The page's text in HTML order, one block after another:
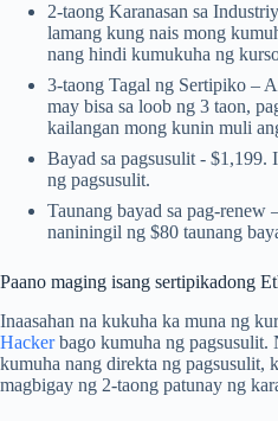
2-taong Karanasan sa
lamang kung nais mong
nang hindi kumukuha ng
3-taong Tagal ng Sertipiko –
may bisa sa loob ng 3 taon,
kailangan mong kunin muli
Bayad sa pagsusulit - $1,199.
ng pagsusulit.
Taunang bayad sa pag-
naniningil ng $80 taunang
Paano maging isang sertipikadong
Inaasahan na kukuha ka muna ng
Hackerbago kumuha ng pagsusulit.
kumuha nang direkta ng pagsusulit,
magbigay ng 2-taong patunay ng